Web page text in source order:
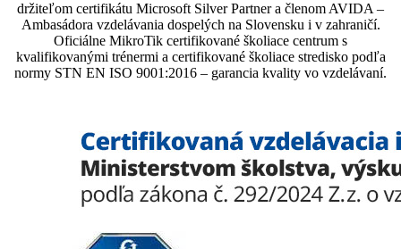
držiteľom certifikátu Microsoft Silver Partner a členom AVIDA –
Ambasádora vzdelávania dospelých na Slovensku i v zahraničí.​​​​​​​​​​​​​​​​
Oficiálne MikroTik certifikované školiace centrum s
kvalifikovanými trénermi ​​​​​​​​​​a certifikované školiace stredisko podľa
normy STN EN ISO 9001:2016 – garancia kvality vo vzdelávaní.